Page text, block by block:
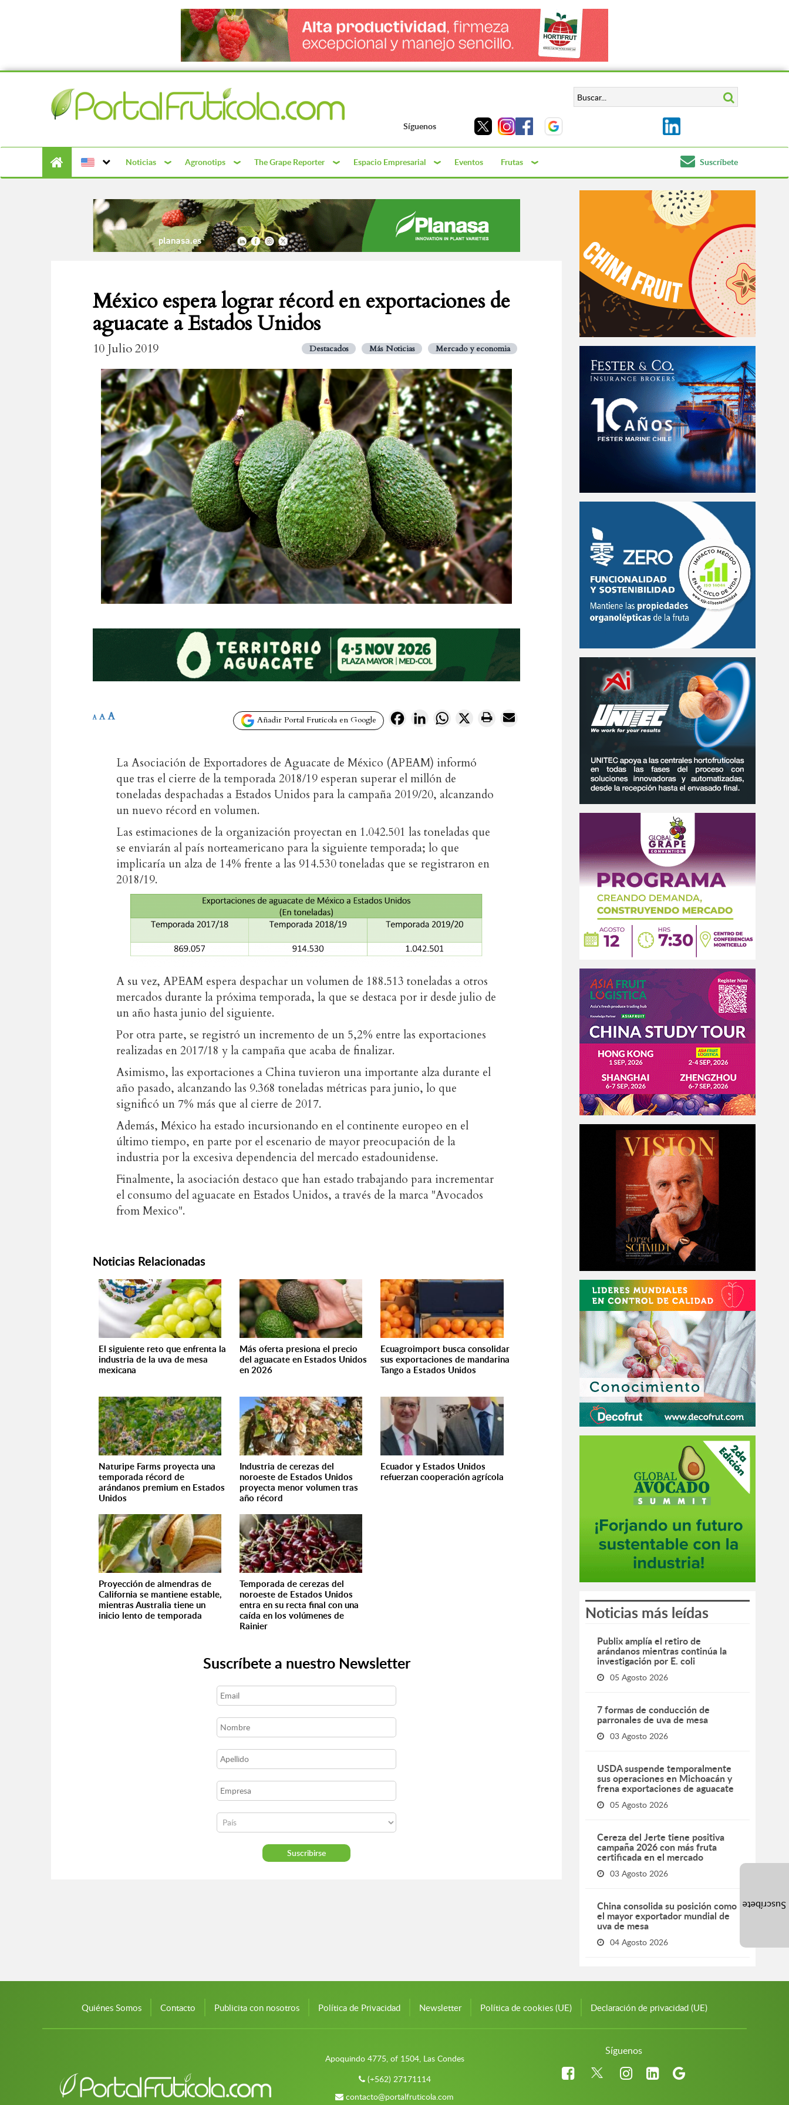
Síguenos
Noticias Agronotips The Grape Reporter Espacio Empresarial Eventos Frutas Suscríbete
México espera lograr récord en exportaciones de
aguacate a Estados Unidos
10 Julio 2019 Destacados Más Noticias Mercado y economia
Añadir Portal Frutícola en Google FacebookLinkedInWhatsApp
X
A A A
La Asociación de Exportadores de Aguacate de México (APEAM) informó
que tras el cierre de la temporada 2018/19 esperan superar el millón de
toneladas despachadas a Estados Unidos para la campaña 2019/20, alcanzando
un nuevo récord en volumen.
Las estimaciones de la organización proyectan en 1.042.501 las toneladas que
se enviarán al país norteamericano para la siguiente temporada; lo que
implicaría un alza de 14% frente a las 914.530 toneladas que se registraron en
2018/19.
A su vez, APEAM espera despachar un volumen de 188.513 toneladas a otros
mercados durante la próxima temporada, la que se destaca por ir desde julio de
un año hasta junio del siguiente.
Por otra parte, se registró un incremento de un 5,2% entre las exportaciones
realizadas en 2017/18 y la campaña que acaba de finalizar.
Asimismo, las exportaciones a China tuvieron una importante alza durante el
año pasado, alcanzando las 9.368 toneladas métricas para junio, lo que
significó un 7% más que al cierre de 2017.
Además, México ha estado incursionando en el continente europeo en el
último tiempo, en parte por el escenario de mayor preocupación de la
industria por la excesiva dependencia del mercado estadounidense.
Finalmente, la asociación destaco que han estado trabajando para incrementar
el consumo del aguacate en Estados Unidos, a través de la marca "Avocados
from Mexico".
Noticias Relacionadas
El siguiente reto que enfrenta la
industria de la uva de mesa
mexicana
Más oferta presiona el precio
del aguacate en Estados Unidos
en 2026
Ecuagroimport busca consolidar
sus exportaciones de mandarina
Tango a Estados Unidos
Naturipe Farms proyecta una
temporada récord de
arándanos premium en Estados
Unidos
Industria de cerezas del
noroeste de Estados Unidos
proyecta menor volumen tras
año récord
Ecuador y Estados Unidos
refuerzan cooperación agrícola
Proyección de almendras de
California se mantiene estable,
mientras Australia tiene un
inicio lento de temporada
Temporada de cerezas del
noroeste de Estados Unidos
entra en su recta final con una
caída en los volúmenes de
Rainier
Suscríbete a nuestro Newsletter
Noticias más leídas
Publix amplía el retiro de
arándanos mientras continúa la
investigación por E. coli
05 Agosto 2026
7 formas de conducción de
parronales de uva de mesa
03 Agosto 2026
USDA suspende temporalmente
sus operaciones en Michoacán y
frena exportaciones de aguacate
05 Agosto 2026
Cereza del Jerte tiene positiva
campaña 2026 con más fruta
certificada en el mercado
03 Agosto 2026
China consolida su posición como
el mayor exportador mundial de
uva de mesa
04 Agosto 2026
Quiénes Somos Contacto Publicita con nosotros Política de Privacidad Newsletter Política de cookies (UE) Declaración de privacidad (UE)
Apoquindo 4775, of 1504, Las Condes
(+562) 27171114
contacto@portalfruticola.com
Síguenos
Suscríbete